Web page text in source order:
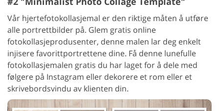
Vår hjertefotokollasjemal er den riktige måten å utføre
alle portrettbilder på. Glem gratis online
fotokollasjeprodusenter, denne malen lar deg enkelt
injisere favorittportrettene dine. Få denne lunefulle
fotokollasjemalen gratis du har laget for å dele med
følgere på Instagram eller dekorere et rom eller et
skrivebordsvindu av klienten din.